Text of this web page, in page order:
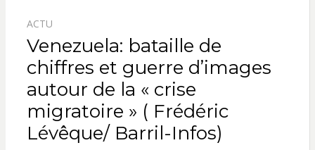
ACTU
Venezuela: bataille de
chiffres et guerre d’images
autour de la « crise
migratoire » ( Frédéric
Lévêque/ Barril-Infos)